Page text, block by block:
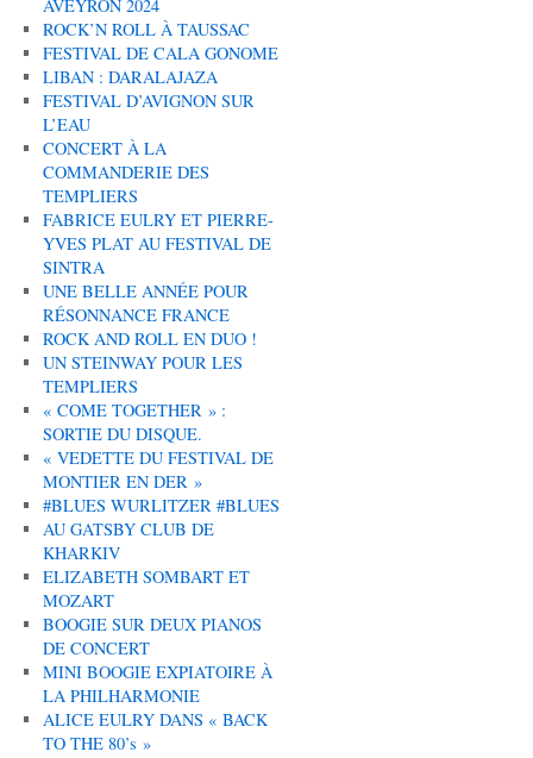
AVEYRON 2024
ROCK’N ROLL À TAUSSAC
FESTIVAL DE CALA GONOME
LIBAN : DARALAJAZA
FESTIVAL D’AVIGNON SUR
L’EAU
CONCERT À LA
COMMANDERIE DES
TEMPLIERS
FABRICE EULRY ET PIERRE-
YVES PLAT AU FESTIVAL DE
SINTRA
UNE BELLE ANNÉE POUR
RÉSONNANCE FRANCE
ROCK AND ROLL EN DUO !
UN STEINWAY POUR LES
TEMPLIERS
« COME TOGETHER » :
SORTIE DU DISQUE.
« VEDETTE DU FESTIVAL DE
MONTIER EN DER »
#BLUES WURLITZER #BLUES
AU GATSBY CLUB DE
KHARKIV
ELIZABETH SOMBART ET
MOZART
BOOGIE SUR DEUX PIANOS
DE CONCERT
MINI BOOGIE EXPIATOIRE À
LA PHILHARMONIE
ALICE EULRY DANS « BACK
TO THE 80’s »